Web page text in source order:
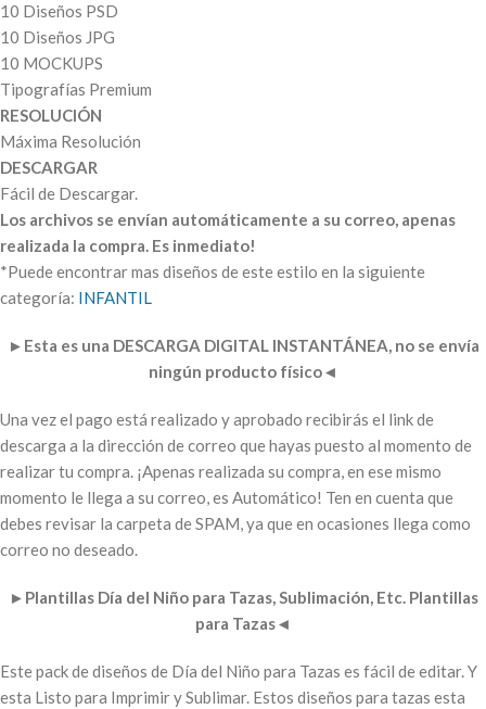
10 Diseños PSD
10 Diseños JPG
10 MOCKUPS
Tipografías Premium
RESOLUCIÓN
Máxima Resolución
DESCARGAR
Fácil de Descargar.
Los archivos se envían automáticamente a su correo, apenas
realizada la compra. Es inmediato!
*Puede encontrar mas diseños de este estilo en la siguiente
categoría: INFANTIL
► Esta es una DESCARGA DIGITAL INSTANTÁNEA, no se envía
ningún producto físico◄
Una vez el pago está realizado y aprobado recibirás el link de
descarga a la dirección de correo que hayas puesto al momento de
realizar tu compra. ¡Apenas realizada su compra, en ese mismo
momento le llega a su correo, es Automático! Ten en cuenta que
debes revisar la carpeta de SPAM, ya que en ocasiones llega como
correo no deseado.
► Plantillas Día del Niño para Tazas, Sublimación, Etc. Plantillas
para Tazas◄
Este pack de diseños de Día del Niño para Tazas es fácil de editar. Y
esta Listo para Imprimir y Sublimar. Estos diseños para tazas esta